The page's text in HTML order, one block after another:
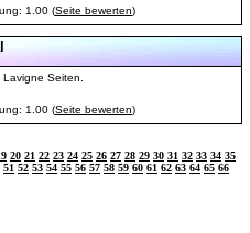
1.00 (Seite bewerten)
Seiten.
1.00 (Seite bewerten)
20 21 22 23 24 25 26 27 28 29 30 31 32 33 34 35
51 52 53 54 55 56 57 58 59 60 61 62 63 64 65 66